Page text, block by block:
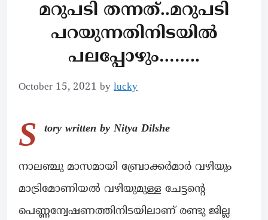
മറുപടി തന്നത്..മറുപടി
പറയുന്നതിനിടയിൽ
പലപ്പോഴും……..
October 15, 2021 by lucky
S tory written by Nitya Dilshe
നാലഞ്ചു മാസമായി ബ്രോക്കർമാർ വഴിയും
മാട്രിമോണിയൽ വഴിയുമുള്ള ചേട്ടന്റെ
പെണ്ണന്വേഷണത്തിനിടയിലാണ് രണ്ടു ജില്ല